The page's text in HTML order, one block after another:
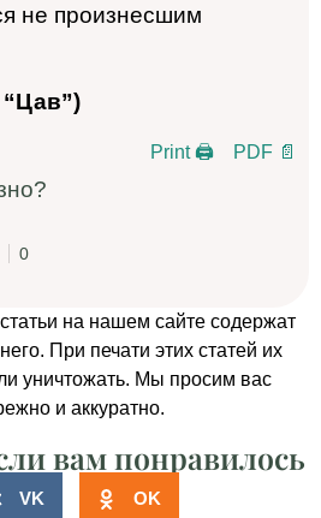
не произнесшим
Print 🖨 PDF 📄
0
на нашем сайте содержат
При печати этих статей их
уничтожать. Мы просим вас
и аккуратно.
вам понравилось
VK OK